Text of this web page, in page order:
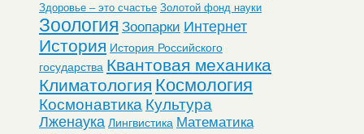
Здоровье – это счастье Золотой фонд науки
Зоология Зоопарки Интернет
История История Российского
государства Квантовая механика
Климатология Космология
Космонавтика Культура
Лженаука Лингвистика Математика